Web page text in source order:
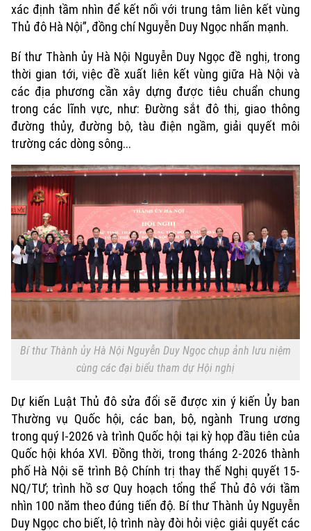
Liên hệ đường dây nóng (bấm để gọi)
Tòa soạn
0865.116.699 (hotline)
Tòa soạn
0865.116.699
xác định tầm nhìn để kết nối với trung tâm liên kết vùng
Thủ đô Hà Nội”, đồng chí Nguyễn Duy Ngọc nhấn mạnh.
Bí thư Thành ủy Hà Nội Nguyễn Duy Ngọc đề nghị, trong
thời gian tới, việc đề xuất liên kết vùng giữa Hà Nội và
các địa phương cần xây dựng được tiêu chuẩn chung
trong các lĩnh vực, như: Đường sắt đô thị, giao thông
đường thủy, đường bộ, tàu điện ngầm, giải quyết môi
trường các dòng sông...
Bí thư Thành ủy Hà Nội Nguyễn Duy Ngọc chụp ảnh lưu niệm
cùng các đại biểu tham dự Hội nghị
Dự kiến Luật Thủ đô sửa đổi sẽ được xin ý kiến Ủy ban
Thường vụ Quốc hội, các ban, bộ, ngành Trung ương
trong quý I-2026 và trình Quốc hội tại kỳ họp đầu tiên của
Quốc hội khóa XVI. Đồng thời, trong tháng 2-2026 thành
phố Hà Nội sẽ trình Bộ Chính trị thay thế Nghị quyết 15-
NQ/TƯ; trình hồ sơ Quy hoạch tổng thể Thủ đô với tầm
nhìn 100 năm theo đúng tiến độ. Bí thư Thành ủy Nguyễn
Duy Ngọc cho biết, lộ trình này đòi hỏi việc giải quyết các